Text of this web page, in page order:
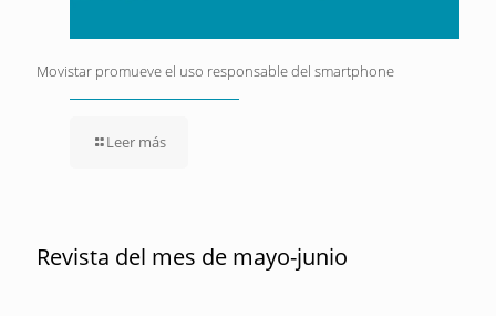
Movistar promueve el uso responsable del smartphone
Leer más
Revista del mes de mayo-junio